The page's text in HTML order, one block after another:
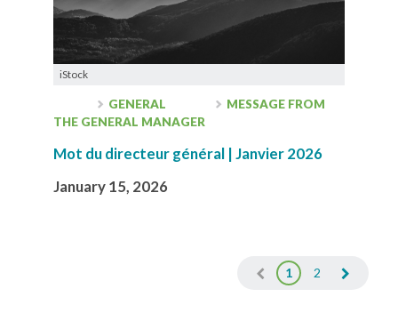
iStock
GENERAL
MESSAGE FROM
THE GENERAL MANAGER
Mot du directeur général | Janvier 2026
January 15, 2026
1 2